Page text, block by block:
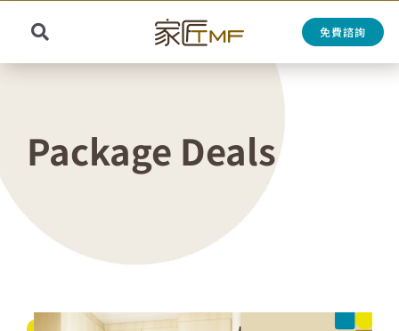
content
Toggle
Navigation
Search
免費諮詢
Package Deals